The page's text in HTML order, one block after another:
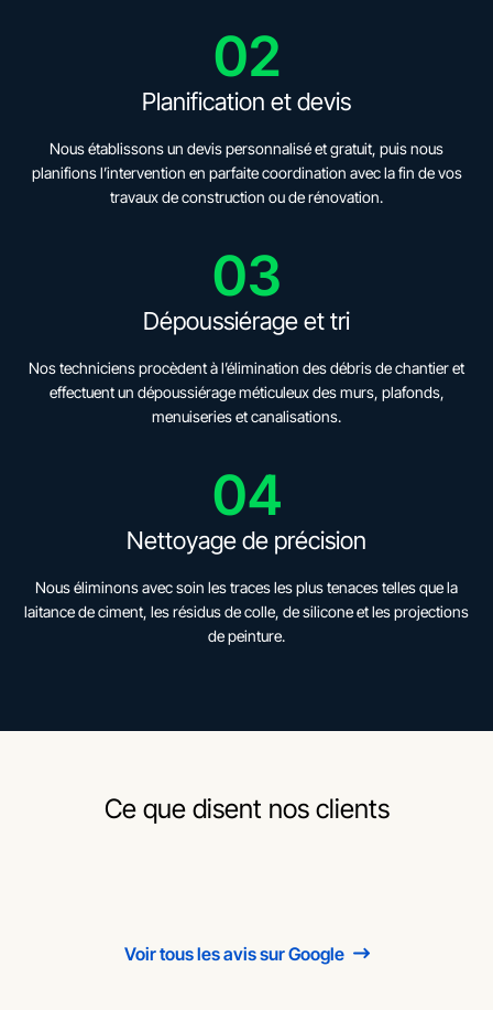
02
Planification et devis
Nous établissons un devis personnalisé et gratuit, puis nous
planifions l’intervention en parfaite coordination avec la fin de vos
travaux de construction ou de rénovation.
03
Dépoussiérage et tri
Nos techniciens procèdent à l’élimination des débris de chantier et
effectuent un dépoussiérage méticuleux des murs, plafonds,
menuiseries et canalisations.
04
Nettoyage de précision
Nous éliminons avec soin les traces les plus tenaces telles que la
laitance de ciment, les résidus de colle, de silicone et les projections
de peinture.
Ce que disent nos clients
Voir tous les avis sur Google